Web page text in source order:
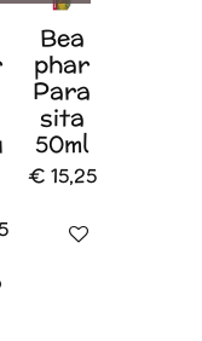
Bea
phar
Para
sita
50ml
€ 15,25
Houd mij op de